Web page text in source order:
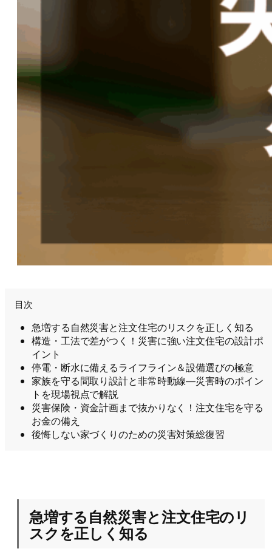
目次
急増する自然災害と注文住宅のリスクを正しく知る
構造・工法で差がつく！災害に強い注文住宅の設計ポ
イント
停電・断水に備えるライフライン＆設備選びの極意
家族を守る間取り設計と非常時動線―災害時のポイン
トを現場視点で解説
災害保険・資金計画まで抜かりなく！注文住宅を守る
お金の備え
後悔しない家づくりのための災害対策総復習
急増する自然災害と注文住宅のリ
スクを正しく知る